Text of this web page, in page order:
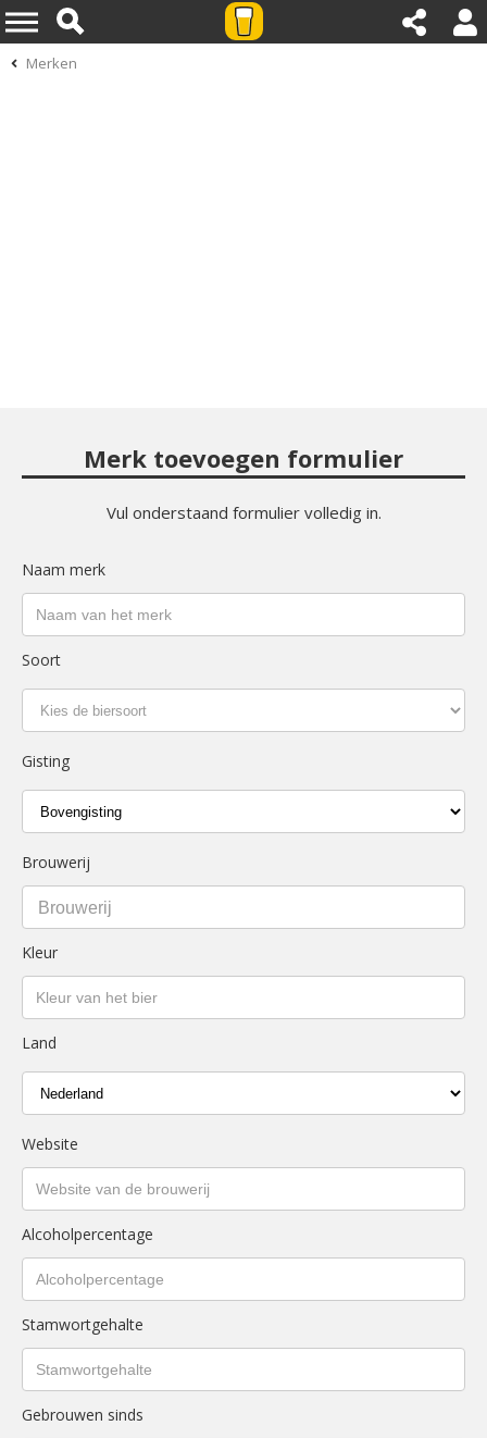
Merken
Merk toevoegen formulier
Vul onderstaand formulier volledig in.
Naam merk
Soort
Gisting
Brouwerij
Brouwerij
Kleur
Land
Website
Alcoholpercentage
Stamwortgehalte
Gebrouwen sinds